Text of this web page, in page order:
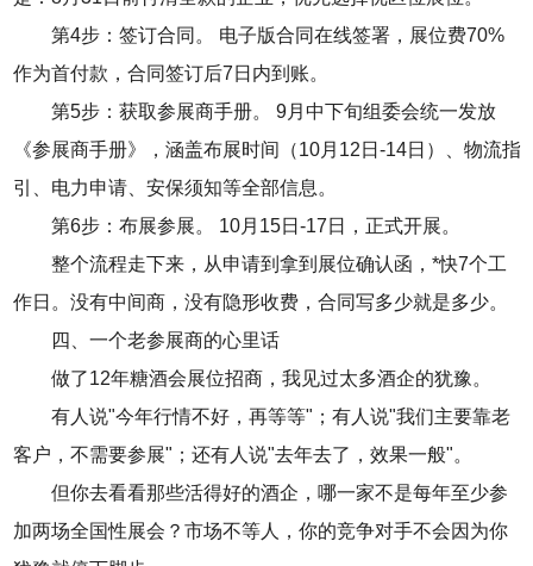
第4步：签订合同。 电子版合同在线签署，展位费70%
作为首付款，合同签订后7日内到账。
第5步：获取参展商手册。 9月中下旬组委会统一发放
《参展商手册》，涵盖布展时间（10月12日-14日）、物流指
引、电力申请、安保须知等全部信息。
第6步：布展参展。 10月15日-17日，正式开展。
整个流程走下来，从申请到拿到展位确认函，*快7个工
作日。没有中间商，没有隐形收费，合同写多少就是多少。
四、一个老参展商的心里话
做了12年糖酒会展位招商，我见过太多酒企的犹豫。
有人说"今年行情不好，再等等"；有人说"我们主要靠老
客户，不需要参展"；还有人说"去年去了，效果一般"。
但你去看看那些活得好的酒企，哪一家不是每年至少参
加两场全国性展会？市场不等人，你的竞争对手不会因为你